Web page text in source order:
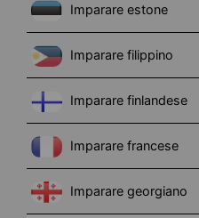
Imparare estone
Imparare filippino
Imparare finlandese
Imparare francese
Imparare georgiano